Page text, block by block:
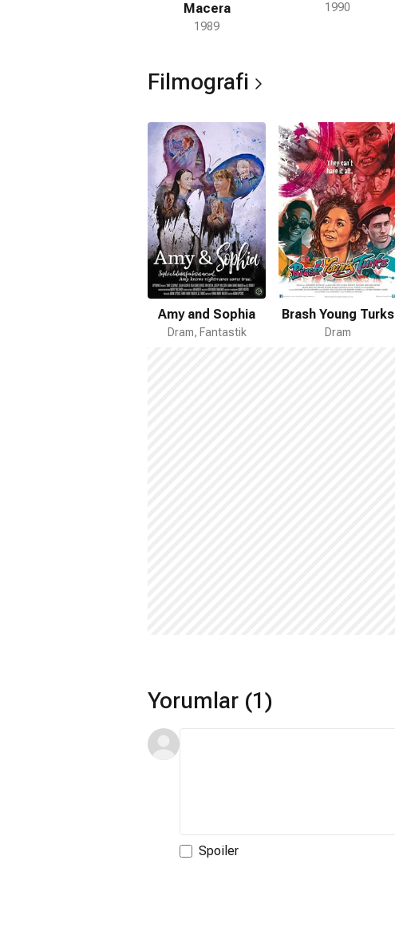
Macera
1989
1990
Filmografi
Amy and Sophia
Dram, Fantastik
Brash Young Turks
Dram
Yorumlar (1)
Spoiler